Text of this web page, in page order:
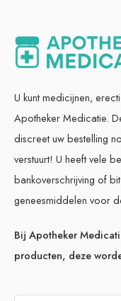
U kunt medicijnen,
Apotheker Medicatie.
discreet uw bestelling
verstuurt! U heeft vele
bankoverschrijving of
geneesmiddelen voor
Bij Apotheker
producten, deze